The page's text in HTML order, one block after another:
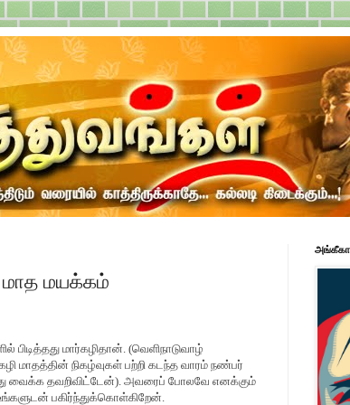
மாத மயக்கம்
பிடித்தது மார்கழிதான். (வெளிநாடுவாழ்
மாதத்தின் நிகழ்வுகள் பற்றி கடந்த வாரம் நண்பர்
வைக்க தவறிவிட்டேன்). அவரைப் போலவே எனக்கும்
பகிர்ந்துக்கொள்கிறேன்.